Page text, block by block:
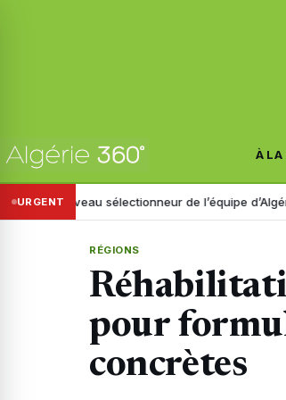
À LA
URGENT
Nouveau sélectionneur de l’équipe d’Algérie : la
RÉGIONS
pour
concrètes